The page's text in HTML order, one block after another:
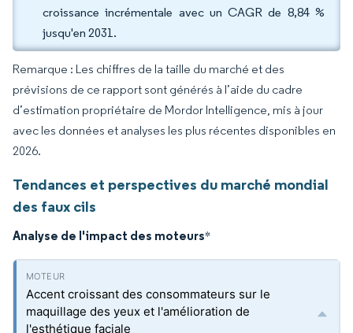
croissance incrémentale avec un CAGR de 8,84 %
jusqu'en 2031.
Remarque : Les chiffres de la taille du marché et des
prévisions de ce rapport sont générés à l’aide du cadre
d’estimation propriétaire de Mordor Intelligence, mis à jour
avec les données et analyses les plus récentes disponibles en
2026.
Tendances et perspectives du marché mondial
des faux cils
Analyse de l'impact des moteurs*
Accent croissant des consommateurs sur le
maquillage des yeux et l'amélioration de
l'esthétique faciale